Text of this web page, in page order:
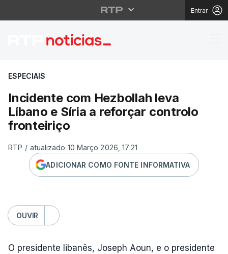
Entrar
Incidente com
ESPECIAIS
Incidente com Hezbollah leva
Líbano e Síria a reforçar controlo
fronteiriço
RTP / atualizado 10 Março 2026, 17:21
ADICIONAR COMO FONTE INFORMATIVA
OUVIR
O presidente libanês, Joseph Aoun, e o presidente